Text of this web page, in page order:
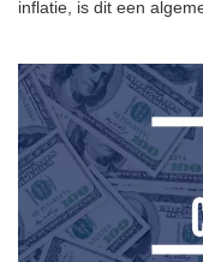
inflatie, is dit een